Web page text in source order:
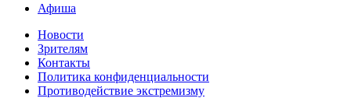
Афиша
Новости
Зрителям
Контакты
Политика конфиденциальности
Противодействие экстремизму